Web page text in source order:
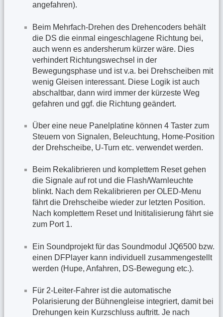
angefahren).
Beim Mehrfach-Drehen des Drehencoders behält
die DS die einmal eingeschlagene Richtung bei,
auch wenn es andersherum kürzer wäre. Dies
verhindert Richtungswechsel in der
Bewegungsphase und ist v.a. bei Drehscheiben mit
wenig Gleisen interessant. Diese Logik ist auch
abschaltbar, dann wird immer der kürzeste Weg
gefahren und ggf. die Richtung geändert.
Über eine neue Panelplatine können 4 Taster zum
Steuern von Signalen, Beleuchtung, Home-Position
der Drehscheibe, U-Turn etc. verwendet werden.
Beim Rekalibrieren und komplettem Reset gehen
die Signale auf rot und die Flash/Warnleuchte
blinkt. Nach dem Rekalibrieren per OLED-Menu
fährt die Drehscheibe wieder zur letzten Position.
Nach komplettem Reset und Inititalisierung fährt sie
zum Port 1.
Ein Soundprojekt für das Soundmodul JQ6500 bzw.
einen DFPlayer kann individuell zusammengestellt
werden (Hupe, Anfahren, DS-Bewegung etc.).
Für 2-Leiter-Fahrer ist die automatische
Polarisierung der Bühnengleise integriert, damit bei
Drehungen kein Kurzschluss auftritt. Je nach